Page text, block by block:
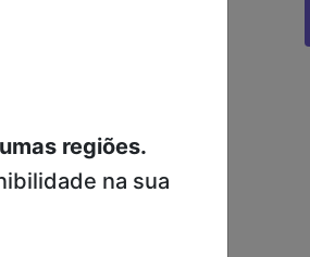
regiões.
na sua